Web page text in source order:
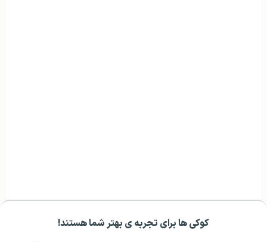
کوکی ها برای تجربه ی بهتر شما هستند!